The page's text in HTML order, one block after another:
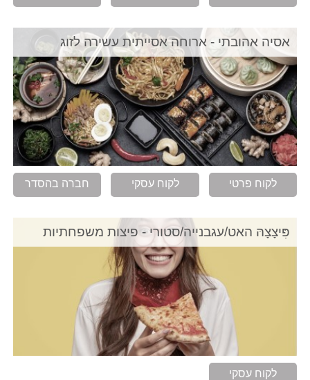
אסיה אהובתי - ארוחה אסייתית עשירה לזוג
לקוח פרטי לקוח עסקי חברה בהסדר
פִּיצָצָהּ האט/עגבנייה/סטורי - פיצות משפחתיות
לקוח עסקי